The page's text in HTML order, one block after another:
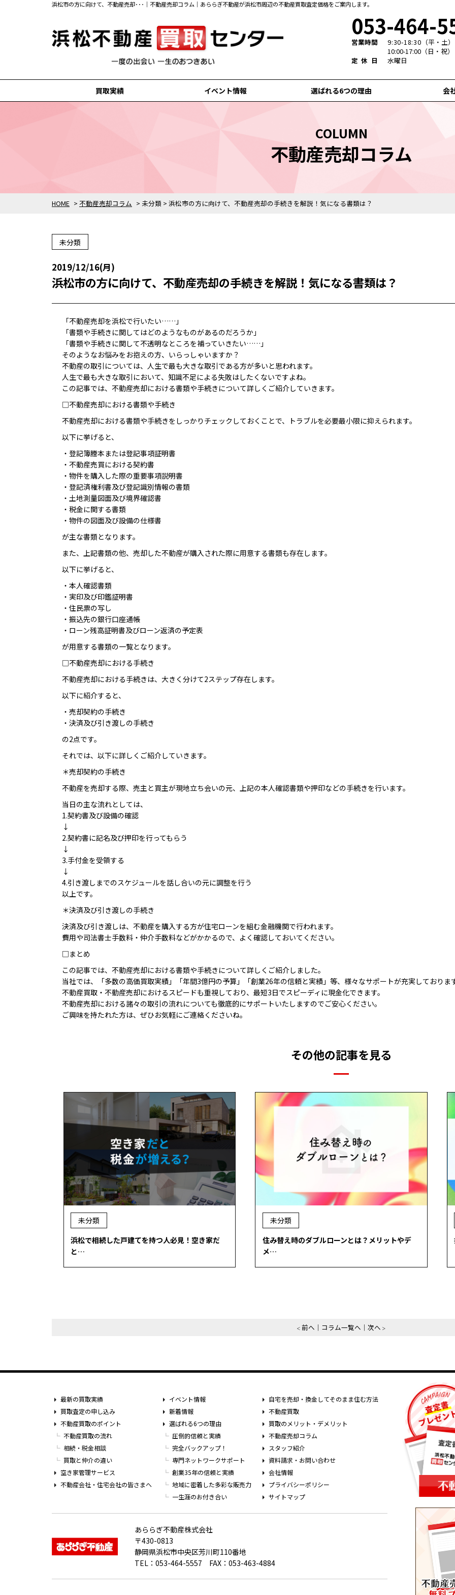
浜松市の方に向けて、不動産売却･･･｜不動産売却コラム｜あららぎ不動産が浜松市周辺の不動産買取査定価格をご案内します。
053-464-
営業時間 9:30-18:30 （平・土）
10:00-17:00（日・祝）
定休日
水曜日
買取実績
磐田市の買取実績
掛川市の買取実績
袋井市の買取実績
浜松市中央区の買取実績
浜松市浜名区の買取実績
イベント情報 選ばれる6つの理由 会
HOME > 不動産売却コラム > 未分類 > 浜松市の方に向けて、不動産売却の手続きを解説！気になる書類は？
COLUMN
不動産売却コラム
未分類
2019/12/16(月)
浜松市の方に向けて、不動産売却の手続きを解説！気になる書類は？
「不動産売却を浜松で行いたい……」
「書類や手続きに関してはどのようなものがあるのだろうか」
「書類や手続きに関して不透明なところを補っていきたい……」
そのようなお悩みをお抱えの方、いらっしゃいますか？
不動産の取引については、人生で最も大きな取引である方が多いと思われます。
人生で最も大きな取引において、知識不足による失敗はしたくないですよね。
この記事では、不動産売却における書類や手続きについて詳しくご紹介していきます。
□不動産売却における書類や手続き
不動産売却における書類や手続きをしっかりチェックしておくことで、トラブルを必要最小限に抑えられます。
以下に挙げると、
・登記簿謄本または登記事項証明書
・不動産売買における契約書
・物件を購入した際の重要事項説明書
・登記済権利書及び登記識別情報の書類
・土地測量図面及び境界確認書
・税金に関する書類
・物件の図面及び設備の仕様書
が主な書類となります。
また、上記書類の他、売却した不動産が購入された際に用意する書類も存在します。
以下に挙げると、
・本人確認書類
・実印及び印鑑証明書
・住民票の写し
・振込先の銀行口座通帳
・ローン残高証明書及びローン返済の予定表
が用意する書類の一覧となります。
□不動産売却における手続き
不動産売却における手続きは、大きく分けて2ステップ存在します。
以下に紹介すると、
・売却契約の手続き
・決済及び引き渡しの手続き
の2点です。
それでは、以下に詳しくご紹介していきます。
＊売却契約の手続き
不動産を売却する際、売主と買主が現地立ち会いの元、上記の本人確認書類や押印などの手続きを行います。
当日の主な流れとしては、
1.契約書及び設備の確認
↓
2.契約書に記名及び押印を行ってもらう
↓
3.手付金を受領する
↓
4.引き渡しまでのスケジュールを話し合いの元に調整を行う
以上です。
＊決済及び引き渡しの手続き
決済及び引き渡しは、不動産を購入する方が住宅ローンを組む金融機関で行われます。
費用や司法書士手数料・仲介手数料などがかかるので、よく確認しておいてください。
□まとめ
この記事では、不動産売却における書類や手続きについて詳しくご紹介しました。
当社では、「多数の高価買取実績」「年間3億円の予算」「創業26年の信頼と実績」等、様々なサポートが充実しておりま
不動産買取・不動産売却におけるスピードも重視しており、最短3日でスピーディに現金化できます。
不動産売却における諸々の取引の流れについても徹底的にサポートいたしますのでご安心ください。
ご興味を持たれた方は、ぜひお気軽にご連絡くださいね。
その他の記事を見る
未分類
浜松で相続した戸建てを持つ人必見！空き家だ
と…
未分類
住み替え時のダブルローンとは？メリットやデ
メ…
前へ コラム一覧へ 次へ
最新の買取実績
買取査定の申し込み
不動産買取のポイント
不動産買取の流れ
相続・税金相談
買取と仲介の違い
空き家管理サービス
不動産会社・住宅会社の皆さまへ
イベント情報
新着情報
選ばれる6つの理由
圧倒的信頼と実績
完全バックアップ！
専門ネットワークサポート
創業35年の信頼と実績
地域に密着した多彩な販売力
一生涯のお付き合い
自宅を売却・換金してそのまま住む方法
不動産買取
買取のメリット・デメリット
不動産売却コラム
スタッフ紹介
資料請求・お問い合わせ
会社情報
プライバシーポリシー
サイトマップ
あららぎ不動産株式会社
〒430-0813
静岡県浜松市中央区芳川町110番地
TEL：053-464-5557 FAX：053-463-4884